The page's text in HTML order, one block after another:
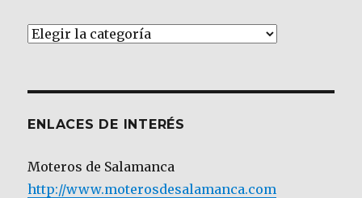
Artículos
ENLACES DE INTERÉS
Moteros de Salamanca
http://www.moterosdesalamanca.com